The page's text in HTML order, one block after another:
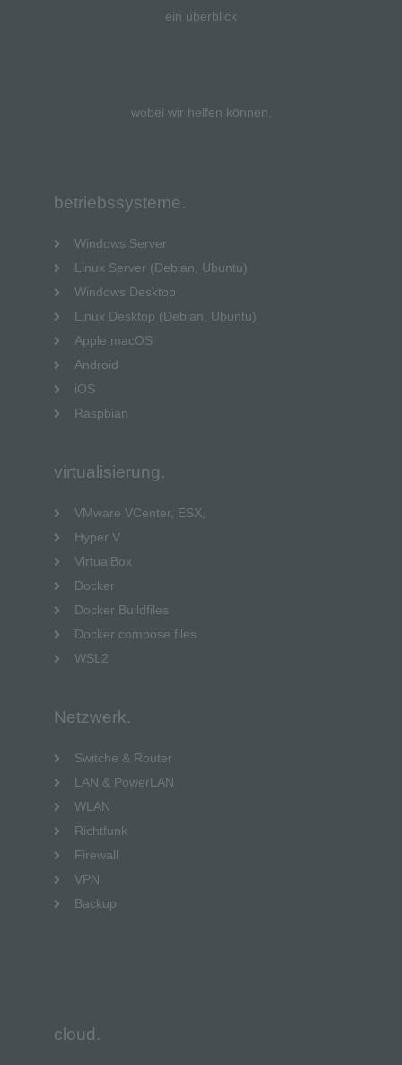
ein überblick
wobei wir helfen können.
betriebssysteme.
Windows Server
Linux Server (Debian, Ubuntu)
Windows Desktop
Linux Desktop (Debian, Ubuntu)
Apple macOS
Android
iOS
Raspbian
virtualisierung.
VMware VCenter, ESX,
Hyper V
VirtualBox
Docker
Docker Buildfiles
Docker compose files
WSL2
Netzwerk.
Switche & Router
LAN & PowerLAN
WLAN
Richtfunk
Firewall
VPN
Backup
cloud.